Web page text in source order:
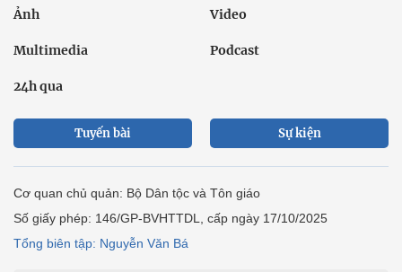
Ảnh Video
Multimedia Podcast
24h qua
Tuyến bài Sự kiện
Cơ quan chủ quản: Bộ Dân tộc và Tôn giáo
Số giấy phép: 146/GP-BVHTTDL, cấp ngày 17/10/2025
Tổng biên tập: Nguyễn Văn Bá